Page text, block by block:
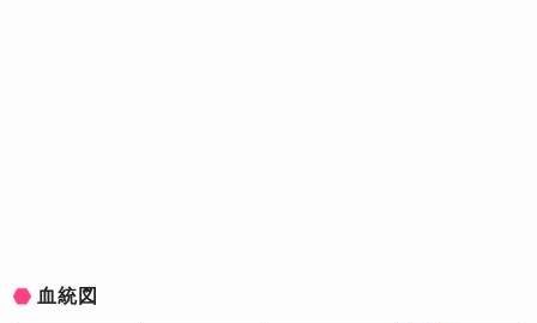
血統図